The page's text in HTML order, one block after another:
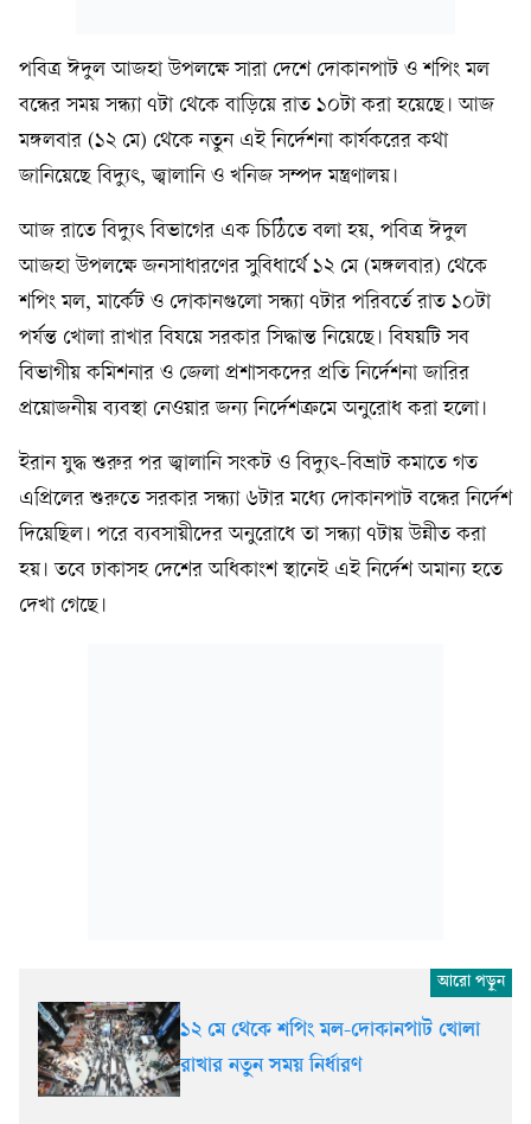
পবিত্র ঈদুল আজহা উপলক্ষে সারা দেশে দোকানপাট ও শপিং মল
বন্ধের সময় সন্ধ্যা ৭টা থেকে বাড়িয়ে রাত ১০টা করা হয়েছে। আজ
মঙ্গলবার (১২ মে) থেকে নতুন এই নির্দেশনা কার্যকরের কথা
জানিয়েছে বিদ্যুৎ, জ্বালানি ও খনিজ সম্পদ মন্ত্রণালয়।
আজ রাতে বিদ্যুৎ বিভাগের এক চিঠিতে বলা হয়, পবিত্র ঈদুল
আজহা উপলক্ষে জনসাধারণের সুবিধার্থে ১২ মে (মঙ্গলবার) থেকে
শপিং মল, মার্কেট ও দোকানগুলো সন্ধ্যা ৭টার পরিবর্তে রাত ১০টা
পর্যন্ত খোলা রাখার বিষয়ে সরকার সিদ্ধান্ত নিয়েছে। বিষয়টি সব
বিভাগীয় কমিশনার ও জেলা প্রশাসকদের প্রতি নির্দেশনা জারির
প্রয়োজনীয় ব্যবস্থা নেওয়ার জন্য নির্দেশক্রমে অনুরোধ করা হলো।
ইরান যুদ্ধ শুরুর পর জ্বালানি সংকট ও বিদ্যুৎ-বিভ্রাট কমাতে গত
এপ্রিলের শুরুতে সরকার সন্ধ্যা ৬টার মধ্যে দোকানপাট বন্ধের নির্দেশ
দিয়েছিল। পরে ব্যবসায়ীদের অনুরোধে তা সন্ধ্যা ৭টায় উন্নীত করা
হয়। তবে ঢাকাসহ দেশের অধিকাংশ স্থানেই এই নির্দেশ অমান্য হতে
দেখা গেছে।
১২ মে থেকে শপিং মল-দোকানপাট খোলা
রাখার নতুন সময় নির্ধারণ